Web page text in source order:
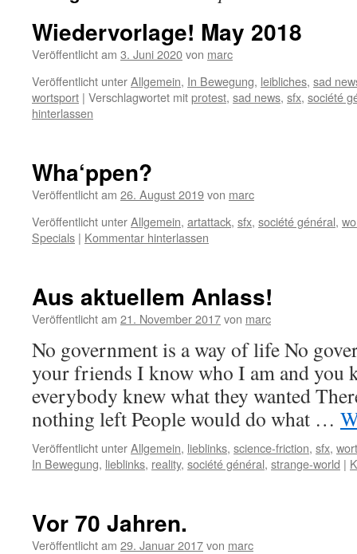
Wiedervorlage! May 2018
Veröffentlicht am 3. Juni 2020von marc
Veröffentlicht unterAllgemein, In Bewegung, leibliches, sad
wortsport | Verschlagwortet mitprotest, sad news, sfx, société
hinterlassen
Wha‘ppen?
Veröffentlicht am 26. August 2019von marc
Veröffentlicht unterAllgemein, artattack, sfx, société général,
Specials | Kommentar hinterlassen
Aus aktuellem Anlass!
Veröffentlicht am 21. November 2017von marc
No government is a way of life No
your friends I know who I am and you
everybody knew what they wanted
nothing left People would do what …
Veröffentlicht unterAllgemein, lieblinks, science-friction, sfx,
In Bewegung, lieblinks, reality, société général, strange-world |
Vor 70 Jahren.
Veröffentlicht am 29. Januar 2017von marc